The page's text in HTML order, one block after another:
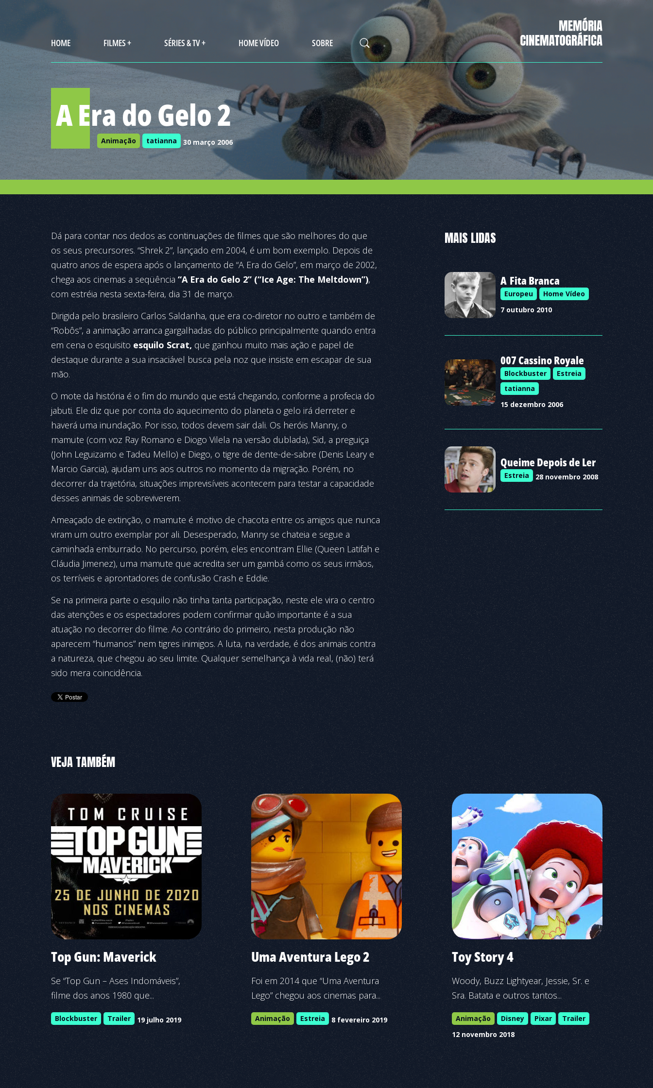
HOME FILMES + SÉRIES & TV + HOME VÍDEO SOBRE
A Era do Gelo 2
Animação tatianna 30 março 2006
Dá para contar nos dedos as continuações de filmes que são melhores do que
os seus precursores. “Shrek 2”, lançado em 2004, é um bom exemplo. Depois de
quatro anos de espera após o lançamento de “A Era do Gelo”, em março de 2002,
chega aos cinemas a seqüência“A Era do Gelo 2” (“Ice Age: The Meltdown”),
com estréia nesta sexta-feira, dia 31 de março.
Dirigida pelo brasileiro Carlos Saldanha, que era co-diretor no outro e também de
“Robôs”, a animação arranca gargalhadas do público principalmente quando entra
em cena o esquisito esquilo Scrat, que ganhou muito mais ação e papel de
destaque durante a sua insaciável busca pela noz que insiste em escapar de sua
mão.
O mote da história é o fim do mundo que está chegando, conforme a profecia do
jabuti. Ele diz que por conta do aquecimento do planeta o gelo irá derreter e
haverá uma inundação. Por isso, todos devem sair dali. Os heróis Manny, o
mamute (com voz Ray Romano e Diogo Vilela na versão dublada), Sid, a preguiça
(John Leguizamo e Tadeu Mello) e Diego, o tigre de dente-de-sabre (Denis Leary e
Marcio Garcia), ajudam uns aos outros no momento da migração. Porém, no
decorrer da trajetória, situações imprevisíveis acontecem para testar a capacidade
desses animais de sobreviverem.
Ameaçado de extinção, o mamute é motivo de chacota entre os amigos que nunca
viram um outro exemplar por ali. Desesperado, Manny se chateia e segue a
caminhada emburrado. No percurso, porém, eles encontram Ellie (Queen Latifah e
Cláudia Jimenez), uma mamute que acredita ser um gambá como os seus irmãos,
os terríveis e aprontadores de confusão Crash e Eddie.
Se na primeira parte o esquilo não tinha tanta participação, neste ele vira o centro
das atenções e os espectadores podem confirmar quão importante é a sua
atuação no decorrer do filme. Ao contrário do primeiro, nesta produção não
aparecem “humanos” nem tigres inimigos. A luta, na verdade, é dos animais contra
a natureza, que chegou ao seu limite. Qualquer semelhança à vida real, (não) terá
sido mera coincidência.
MAIS LIDAS
A Fita Branca
Europeu
Home Vídeo
7 outubro 2010
007 Cassino Royale
Blockbuster
Estreia
tatianna
15 dezembro 2006
Queime Depois de Ler
Estreia 28 novembro 2008
VEJA TAMBÉM
Top Gun: Maverick
Se “Top Gun – Ases Indomáveis”,
filme dos anos 1980 que...
Blockbuster Trailer 19 julho 2019
Uma Aventura Lego 2
Foi em 2014 que “Uma Aventura
Lego” chegou aos cinemas para...
Animação Estreia 8 fevereiro 2019
Toy Story 4
Woody, Buzz Lightyear, Jessie, Sr. e
Sra. Batata e outros tantos...
Animação Disney Pixar
Trailer
12 novembro 2018